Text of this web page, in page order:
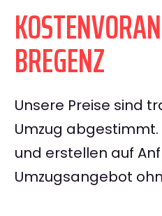
BREGENZ
Unsere Preise sind
Umzug abgestimmt.
und erstellen auf
Umzugsangebot